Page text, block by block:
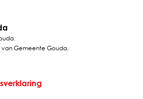
van Gemeente Gouda.